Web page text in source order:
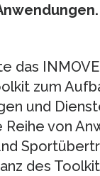
das
zum
und
von
des